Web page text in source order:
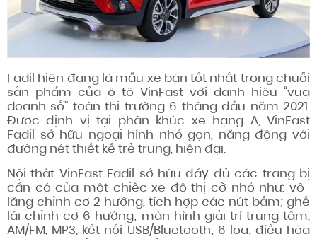
Fadil hiện đang là mẫu xe bán tốt nhất trong chuỗi
sản phẩm của ô tô VinFast với danh hiệu “vua
doanh số” toàn thị trường 6 tháng đầu năm 2021.
Được định vị tại phân khúc xe hạng A, VinFast
Fadil sở hữu ngoại hình nhỏ gọn, năng động với
đường nét thiết kế trẻ trung, hiện đại.
Nội thất VinFast Fadil sở hữu đầy đủ các trang bị
cần có của một chiếc xe đô thị cỡ nhỏ như: vô-
lăng chỉnh cơ 2 hướng, tích hợp các nút bấm; ghế
lái chỉnh cơ 6 hướng; màn hình giải trí trung tâm,
AM/FM, MP3, kết nối USB/Bluetooth; 6 loa; điều hòa